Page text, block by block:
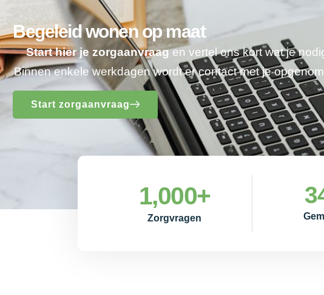
Begeleid wonen op maat
Start hier je zorgaanvraagen vertel ons kort wat je
Binnen enkele werkdagen wordt er contact met je
Start zorgaanvraag
Zorgvragen
1,000+